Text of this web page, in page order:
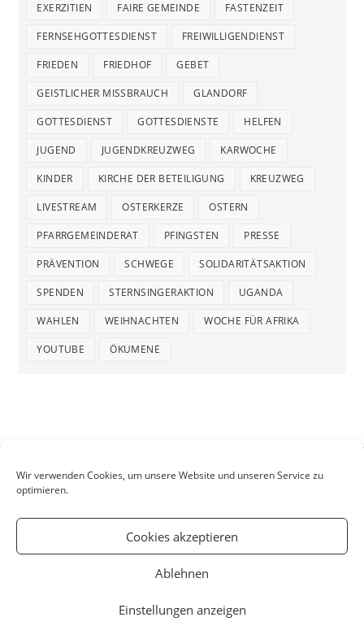
Wir verwenden Cookies, um unsere Website und unseren Service zu
optimieren.
Cookies akzeptieren
Ablehnen
Einstellungen anzeigen
EXERZITIEN FAIRE GEMEINDE FASTENZEIT
FERNSEHGOTTESDIENST FREIWILLIGENDIENST
FRIEDEN FRIEDHOF GEBET
GEISTLICHER MISSBRAUCH GLANDORF
GOTTESDIENST GOTTESDIENSTE HELFEN
JUGEND JUGENDKREUZWEG KARWOCHE
KINDER KIRCHE DER BETEILIGUNG KREUZWEG
LIVESTREAM OSTERKERZE OSTERN
PFARRGEMEINDERAT PFINGSTEN PRESSE
PRÄVENTION SCHWEGE SOLIDARITÄTSAKTION
SPENDEN STERNSINGERAKTION UGANDA
WAHLEN WEIHNACHTEN WOCHE FÜR AFRIKA
YOUTUBE ÖKUMENE
Aktuelles Kontakt
Impressum